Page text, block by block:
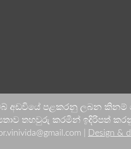
වෙබ් අඩවියේ පළකරනු ලබන
තහවුරු කරමින් ඉදිරිපත්
|
Design &